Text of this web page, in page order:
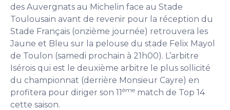
des Auvergnats au Michelin face au Stade
Toulousain avant de revenir pour la réception du
Stade Français (onzième journée) retrouvera les
Jaune et Bleu sur la pelouse du stade Felix Mayol
de Toulon (samedi prochain à 21h00). L’arbitre
Isérois qui est le deuxième arbitre le plus sollicité
du championnat (derrière Monsieur Cayre) en
profitera pour diriger son 11ème match de Top 14
cette saison.